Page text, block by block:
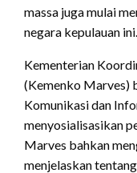
massa juga mulai
negara kepulauan ini.
Kementerian
(Kemenko Marves)
Komunikasi dan
menyosialisasikan
Marves bahkan
menjelaskan